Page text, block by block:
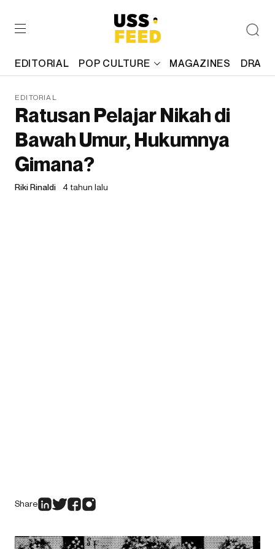
EDITORIAL POP CULTURE MAGAZINES
EDITORIAL
Ratusan Pelajar Nikah di
Bawah Umur, Hukumnya
Gimana?
Riki Rinaldi 4 tahun lalu
Share